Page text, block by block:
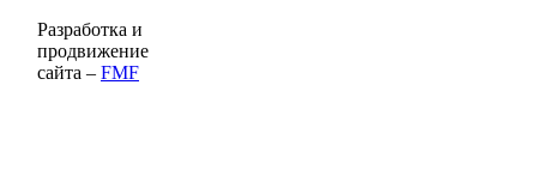
Разработка и
продвижение
сайта – FMF